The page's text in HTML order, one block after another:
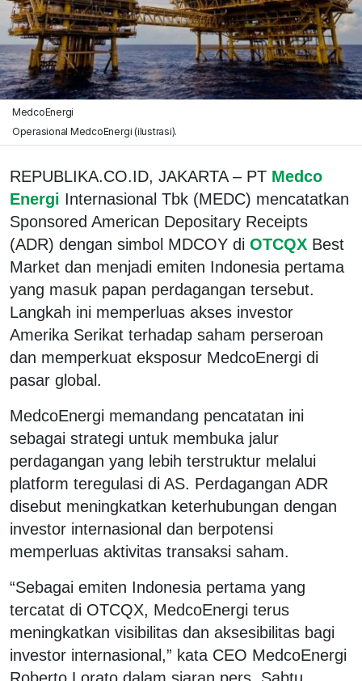
MedcoEnergi
Operasional MedcoEnergi (ilustrasi).
REPUBLIKA.CO.ID, JAKARTA – PT Medco
Energi Internasional Tbk (MEDC) mencatatkan
Sponsored American Depositary Receipts
(ADR) dengan simbol MDCOY di OTCQX Best
Market dan menjadi emiten Indonesia pertama
yang masuk papan perdagangan tersebut.
Langkah ini memperluas akses investor
Amerika Serikat terhadap saham perseroan
dan memperkuat eksposur MedcoEnergi di
pasar global.
MedcoEnergi memandang pencatatan ini
sebagai strategi untuk membuka jalur
perdagangan yang lebih terstruktur melalui
platform teregulasi di AS. Perdagangan ADR
disebut meningkatkan keterhubungan dengan
investor internasional dan berpotensi
memperluas aktivitas transaksi saham.
“Sebagai emiten Indonesia pertama yang
tercatat di OTCQX, MedcoEnergi terus
meningkatkan visibilitas dan aksesibilitas bagi
investor internasional,” kata CEO MedcoEnergi